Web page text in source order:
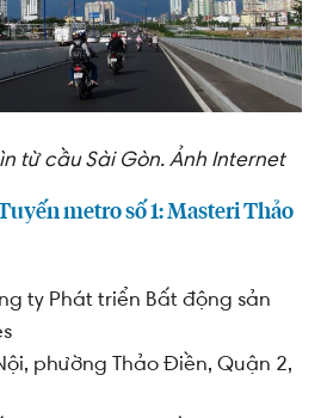
từ cầu Sài Gòn. Ảnh Internet
metro số 1: Masteri Thảo
ty Phát triển Bất động sản
phường Thảo Điền, Quận 2,